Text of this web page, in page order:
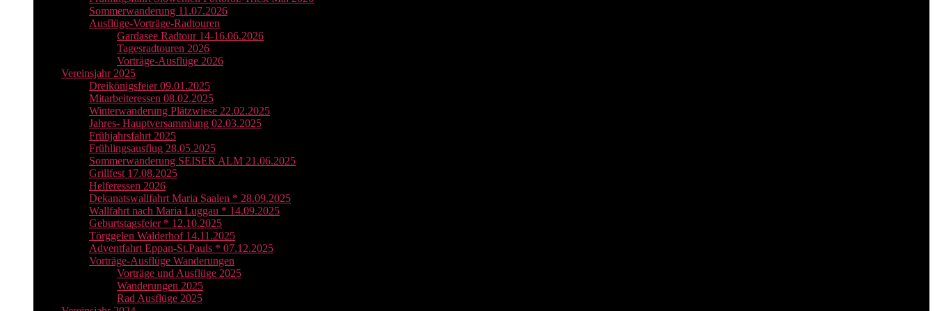
Sommerwanderung 11.07.2026
Ausflüge-Vorträge-Radtouren
Gardasee Radtour 14-16.06.2026
Tagesradtouren 2026
Vorträge-Ausflüge 2026
Vereinsjahr 2025
Dreikönigsfeier 09.01.2025
Mitarbeiteressen 08.02.2025
Winterwanderung Plätzwiese 22.02.2025
Jahres- Hauptversammlung 02.03.2025
Frühjahrsfahrt 2025
Frühlingsausflug 28.05.2025
Sommerwanderung SEISER ALM 21.06.2025
Grillfest 17.08.2025
Helferessen 2026
Dekanatswallfahrt Maria Saalen * 28.09.2025
Wallfahrt nach Maria Luggau * 14.09.2025
Geburtstagsfeier * 12.10.2025
Törggelen Walderhof 14.11.2025
Adventfahrt Eppan-St.Pauls * 07.12.2025
Vorträge-Ausflüge Wanderungen
Vorträge und Ausflüge 2025
Wanderungen 2025
Rad Ausflüge 2025